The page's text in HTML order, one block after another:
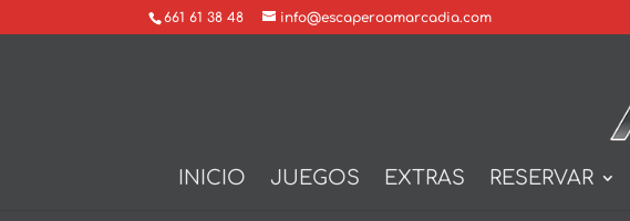
661 61 38 48 info@escaperoomarcadia.com
INICIO JUEGOS EXTRAS RESERVAR